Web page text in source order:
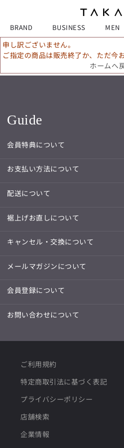
BRAND BUSINESS MEN
申し訳ございません。
ご指定の商品は販売終了か、ただ今
ホームへ
Guide
会員特典について
お支払い方法について
配送について
裾上げお直しについて
キャンセル・交換について
メールマガジンについて
会員登録について
お問い合わせについて
ご利用規約
特定商取引法に基づく表記
プライバシーポリシー
店舗検索
企業情報